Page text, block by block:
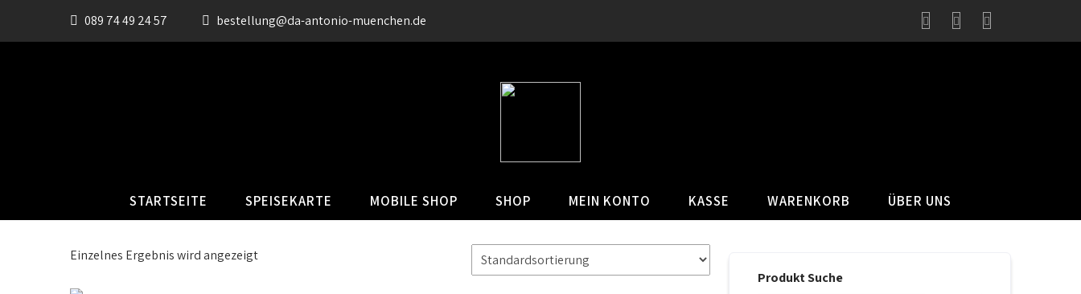
089 74 49 24 57 bestellung@da-antonio-muenchen.de
STARTSEITE SPEISEKARTE MOBILE SHOP SHOP MEIN KONTO KASSE WARENKORB ÜBER UNS
Einzelnes Ergebnis wird angezeigt
Produkt Suche